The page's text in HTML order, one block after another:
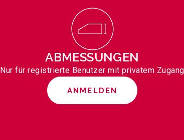
ABMESSUNGEN
Nur für registrierte Benutzer mit privatem Zugang
ANMELDEN